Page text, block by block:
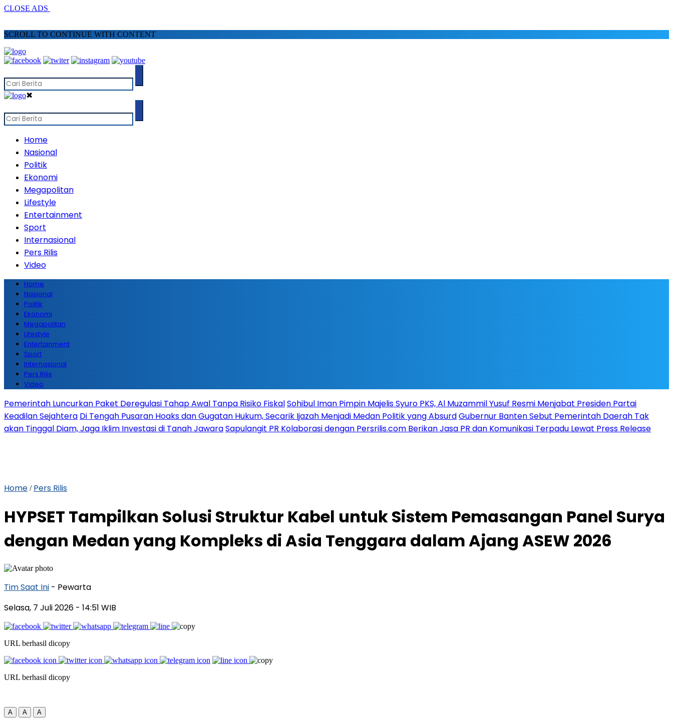
CLOSE ADS
SCROLL TO CONTINUE WITH CONTENT
✖
Home
Nasional
Politik
Ekonomi
Megapolitan
Lifestyle
Entertainment
Sport
Internasional
Pers Rilis
Video
Home
Nasional
Politik
Ekonomi
Megapolitan
Lifestyle
Entertainment
Sport
Internasional
Pers Rilis
Video
Pemerintah Luncurkan Paket Deregulasi Tahap Awal Tanpa Risiko FiskalSohibul Iman Pimpin Majelis Syuro PKS, Al Muzammil Yusuf Resmi Menjabat Presiden Partai
Keadilan Sejahtera Di Tengah Pusaran Hoaks dan Gugatan Hukum, Secarik Ijazah Menjadi Medan Politik yang AbsurdGubernur Banten Sebut Pemerintah Daerah Tak
akan Tinggal Diam, Jaga Iklim Investasi di Tanah JawaraSapulangit PR Kolaborasi dengan Persrilis.com Berikan Jasa PR dan Komunikasi Terpadu Lewat Press Release
Home / Pers Rilis
HYPSET Tampilkan Solusi Struktur Kabel untuk Sistem Pemasangan Panel Surya
dengan Medan yang Kompleks di Asia Tenggara dalam Ajang ASEW 2026
Tim Saat Ini - Pewarta
Selasa, 7 Juli 2026 - 14:51 WIB
URL berhasil dicopy
URL berhasil dicopy
A A A